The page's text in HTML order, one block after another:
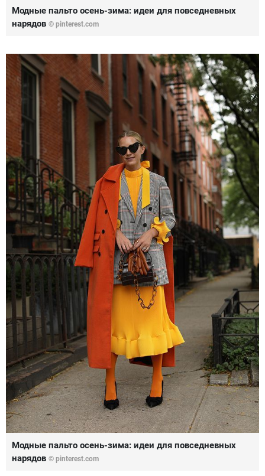
Модные пальто осень-зима: идеи для повседневных
нарядов © pinterest.com
Модные пальто осень-зима: идеи для повседневных
нарядов © pinterest.com